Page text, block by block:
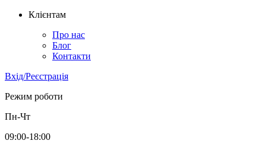
Клієнтам
Про нас
Блог
Контакти
Вхід/Реєстрація
Режим роботи
Пн-Чт
09:00-18:00